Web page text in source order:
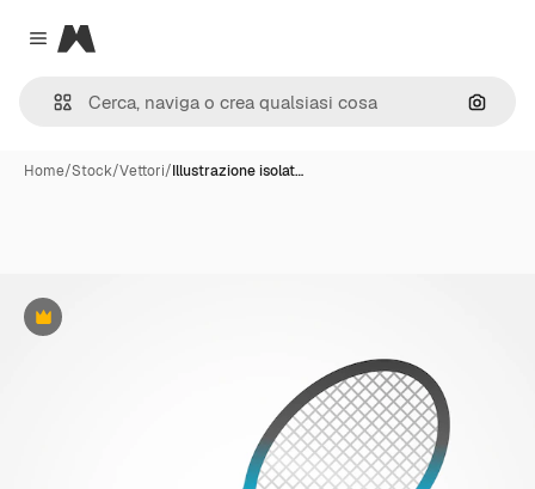
Close menu
Magnific
Cerca
Home/Stock/Vettori/Illustrazione isolat…
Premium